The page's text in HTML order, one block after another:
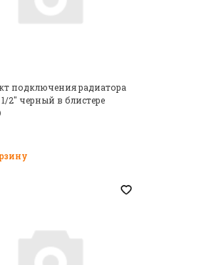
подключения радиатора
2" черный в блистере